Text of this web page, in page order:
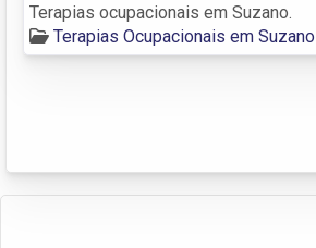
Terapias ocupacionais em Suzano.
Terapias Ocupacionais em Suzano